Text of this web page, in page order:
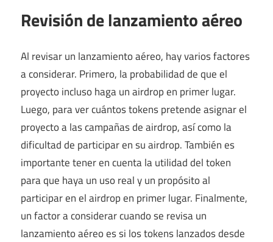
Revisión de lanzamiento aéreo
Al revisar un lanzamiento aéreo, hay varios factores
a considerar. Primero, la probabilidad de que el
proyecto incluso haga un airdrop en primer lugar.
Luego, para ver cuántos tokens pretende asignar el
proyecto a las campañas de airdrop, así como la
dificultad de participar en su airdrop. También es
importante tener en cuenta la utilidad del token
para que haya un uso real y un propósito al
participar en el airdrop en primer lugar. Finalmente,
un factor a considerar cuando se revisa un
lanzamiento aéreo es si los tokens lanzados desde